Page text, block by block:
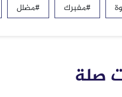
#مفبرك #مضلل
صلة